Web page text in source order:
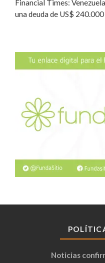
Financial Times:
una deuda de US$
Noticias